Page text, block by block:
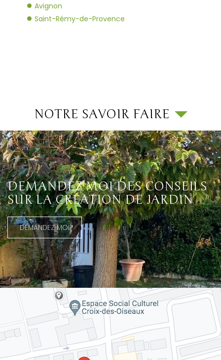
Avignon
Saint-Rémy-de-Provence
NOTRE SAVOIR FAIRE
DEMANDEZ MOI DES CONSEILS
SUR LA CRÉATION DE JARDIN
DEMANDEZ MOI